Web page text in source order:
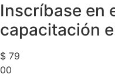
Inscríbase en
capacitación
$ 79
00